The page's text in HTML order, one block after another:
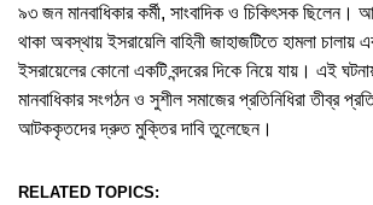
৯৩ জন মানবাধিকার কর্মী, সাংবাদিক ও চিকিৎসক ছিলেন।
থাকা অবস্থায় ইসরায়েলি বাহিনী জাহাজটিতে হামলা
ইসরায়েলের কোনো একটি বন্দরের দিকে নিয়ে যায়। এই
মানবাধিকার সংগঠন ও সুশীল সমাজের প্রতিনিধিরা তীব্র
আটককৃতদের দ্রুত মুক্তির দাবি তুলেছেন।
RELATED TOPICS: